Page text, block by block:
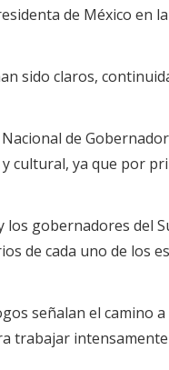
de México
sido claros,
de
cultural, ya que por
los gobernadores del
de cada uno de los
señalan el
trabajar